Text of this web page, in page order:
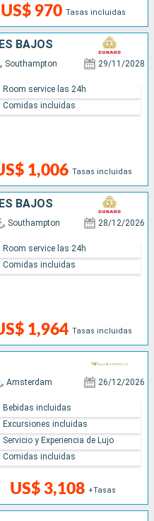
US$ 970 Tasas incluidas
BAJOS
Southampton 29/11/2028
1,006 Tasas incluidas
Room service las 24h
Comidas incluidas
BAJOS
Southampton 28/12/2026
1,964 Tasas incluidas
Room service las 24h
Comidas incluidas
Amsterdam 26/12/2026
US$ 3,108 +Tasas
Bebidas incluidas
Excursiones incluidas
Servicio y Experiencia de Lujo
Comidas incluidas